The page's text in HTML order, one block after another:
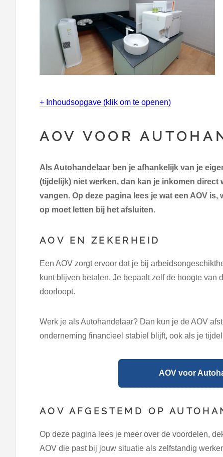
+ Inhoudsopgave (klik om te openen)
AOV VOOR
Als Autohandelaar ben je afhankelijk van je
(tijdelijk) niet werken, dan kan je inkomen
vangen. Op deze pagina lees je wat een AOV
op moet letten bij het afsluiten.
AOV EN ZEKERHEID
Een AOV zorgt ervoor dat je bij
kunt blijven betalen. Je bepaalt zelf de hoogte van
doorloopt.
Werk je als Autohandelaar? Dan kun je de AOV
onderneming financieel stabiel blijft, ook als je
AOV voor
AOV AFGESTEMD OP
Op deze pagina lees je meer over de voordelen,
AOV die past bij jouw situatie als zelfstandig